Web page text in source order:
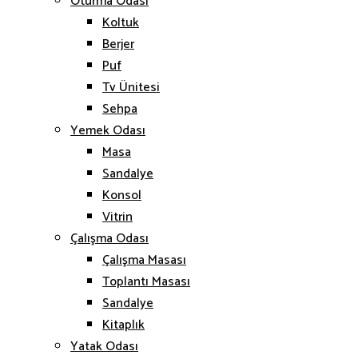
Koltuk
Berjer
Puf
Tv Ünitesi
Sehpa
Yemek Odası
Masa
Sandalye
Konsol
Vitrin
Çalışma Odası
Çalışma Masası
Toplantı Masası
Sandalye
Kitaplık
Yatak Odası